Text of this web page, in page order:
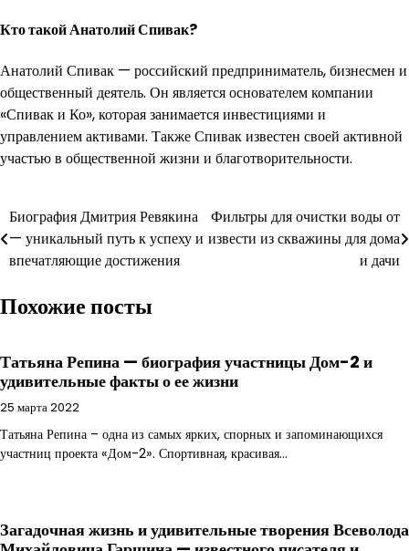
Кто такой Анатолий Спивак?
Анатолий Спивак — российский предприниматель, бизнесмен и
общественный деятель. Он является основателем компании
«Спивак и Ко», которая занимается инвестициями и
управлением активами. Также Спивак известен своей активной
участью в общественной жизни и благотворительности.
Навигация
по
Биография Дмитрия Ревякина
— уникальный путь к успеху и
впечатляющие достижения
Фильтры для очистки воды от
извести из скважины для дома
и дачи
Похожие посты
Татьяна Репина — биография участницы Дом-2 и
удивительные факты о ее жизни
25 марта 2022
Татьяна Репина – одна из самых ярких, спорных и запоминающихся
участниц проекта «Дом-2». Спортивная, красивая…
Загадочная жизнь и удивительные творения Всеволода